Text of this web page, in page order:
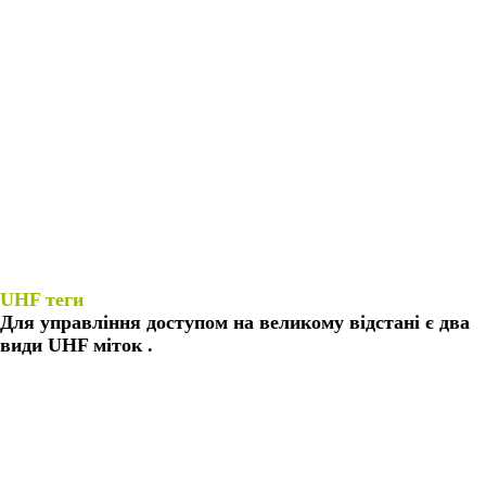
UHF теги
Для управління доступом на великому відстані є два
види UHF міток .